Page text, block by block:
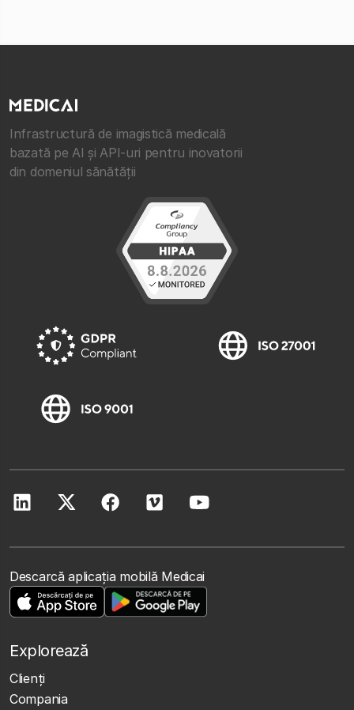
Infrastructură de imagistică medicală
bazată pe AI și API-uri pentru inovatorii
din domeniul sănătății
Descarcă aplicația mobilă Medicai
Explorează
Clienţi
Compania